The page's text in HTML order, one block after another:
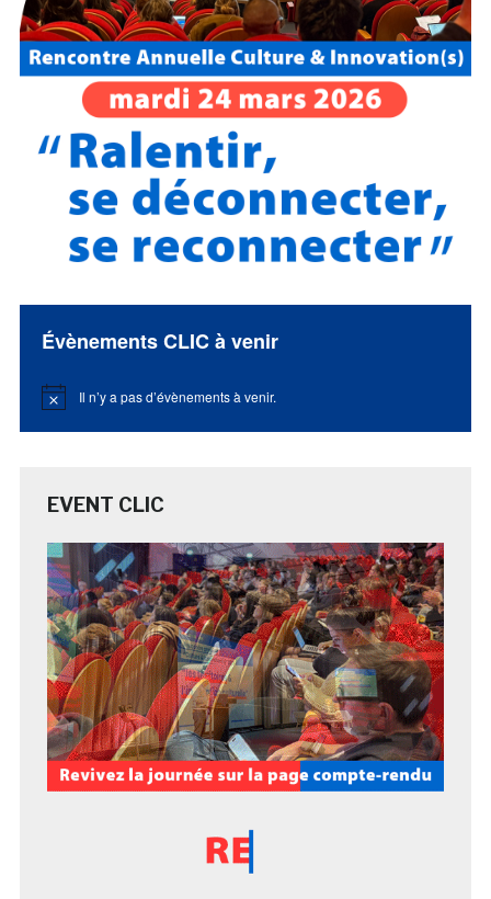
Évènements CLIC à venir
Notice Il n’y a pas d’évènements à venir.
EVENT CLIC